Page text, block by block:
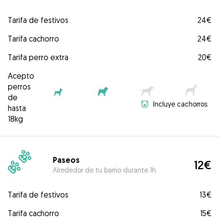
Tarifa de festivos
24€
Tarifa cachorro
24€
Tarifa perro extra
20€
Acepto
perros
de
hasta
18kg
Incluye cachorros
Paseos
Alrededor de tu barrio durante 1h 12€
Tarifa de festivos
13€
Tarifa cachorro
15€